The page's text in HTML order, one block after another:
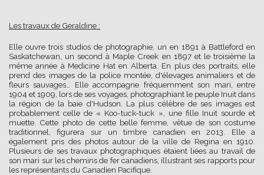
Les travaux de Geraldine :
Elle ouvre trois studios de photographie, un en 1891 à Battleford en
Saskatchewan, un second à Maple Creek en 1897 et le troisième la
même année à Medicine Hat en Alberta. En plus des portraits, elle
prend des images de la police montée, d'élevages animaliers et de
fleurs sauvages… Elle accompagne fréquemment son mari, entre
1904 et 1909, lors de ses voyages, photographiant le peuple Inuit dans
la région de la baie d'Hudson. La plus célèbre de ses images est
probablement celle de « Koo-tuck-tuck », une fille Inuit sourde et
muette. Cette photo de cette belle femme, vêtue de son costume
traditionnel, figurera sur un timbre canadien en 2013. Elle a
également pris des photos autour de la ville de Regina en 1910.
Plusieurs de ses travaux photographiques étaient liées au travail de
son mari sur les chemins de fer canadiens, illustrant ses rapports pour
les représentants du Canadien Pacifique.